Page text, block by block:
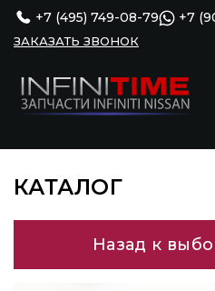
+7 (495) 749-08-79 +7
ЗАКАЗАТЬ ЗВОНОК
КАТАЛОГ
Назад к